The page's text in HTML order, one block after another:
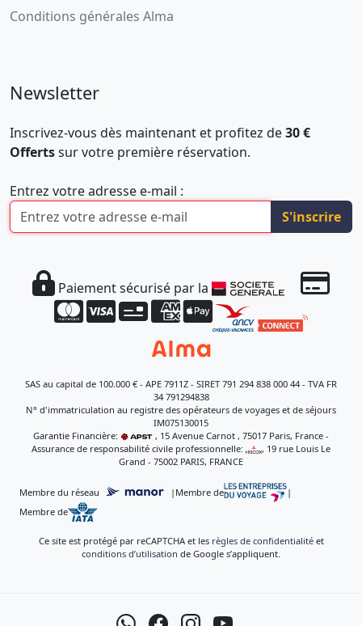
Conditions générales Alma
Newsletter
Inscrivez-vous dès maintenant et profitez de30 €
Offertssur votre première réservation.
Entrez votre adresse e-mail :
S'inscrire
Paiement sécurisé par la
SAS au capital de 100.000 € - APE 7911Z - SIRET 791 294 838 000 44 - TVA FR
34 791294838
N° d'immatriculation au registre des opérateurs de voyages et de séjours
IM075130015
Garantie Financière:
, 15 Avenue Carnot , 75017 Paris, France -
Assurance de responsabilité civile professionnelle:
, 19 rue Louis Le
Grand - 75002 PARIS, FRANCE
Membre du réseau | Membre de
|
Membre de
Ce site est protégé par reCAPTCHA et les règles de confidentialitéet
conditions d’utilisation de Google s’appliquent.